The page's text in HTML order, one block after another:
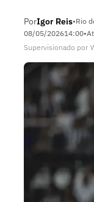
PorIgor Reis•Rio
08/05/202614:00•
Supervisionado por